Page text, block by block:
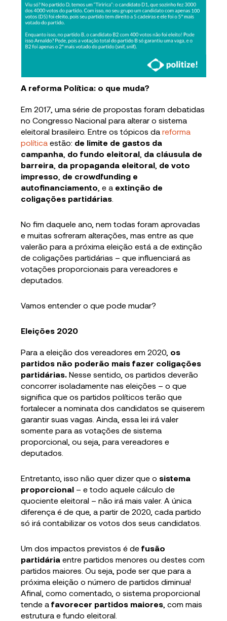
A reforma Política: o que muda?
Em 2017, uma série de propostas foram debatidas
no Congresso Nacional para alterar o sistema
eleitoral brasileiro. Entre os tópicos da reforma
política estão: de limite de gastos da
campanha do fundo eleitoral da cláusula de
barreira da propaganda eleitoral de voto
impresso de crowdfunding e
autofinanciamento , e a extinção de
coligações partidárias
No fim daquele ano, nem todas foram aprovadas
e muitas sofreram alterações, mas entre as que
valerão para a próxima eleição está a de extinção
de coligações partidárias – que influenciará as
votações proporcionais para vereadores e
deputados.
Vamos entender o que pode mudar?
Eleições 2020
Para a eleição dos vereadores em 2020, os
partidos não poderão mais fazer coligações
partidárias. Nesse sentido, os partidos deverão
concorrer isoladamente nas eleições – o que
significa que os partidos políticos terão que
fortalecer a nominata dos candidatos se quiserem
garantir suas vagas. Ainda, essa lei irá valer
somente para as votações de sistema
proporcional, ou seja, para vereadores e
deputados.
Entretanto, isso não quer dizer que o sistema
proporcional – e todo aquele cálculo de
quociente eleitoral – não irá mais valer. A única
diferença é de que, a partir de 2020, cada partido
só irá contabilizar os votos dos seus candidatos.
Um dos impactos previstos é de fusão
partidária entre partidos menores ou destes com
partidos maiores. Ou seja, pode ser que para a
próxima eleição o número de partidos diminua!
Afinal, como comentado, o sistema proporcional
tende afavorecer partidos maiores , com mais
estrutura e fundo eleitoral.